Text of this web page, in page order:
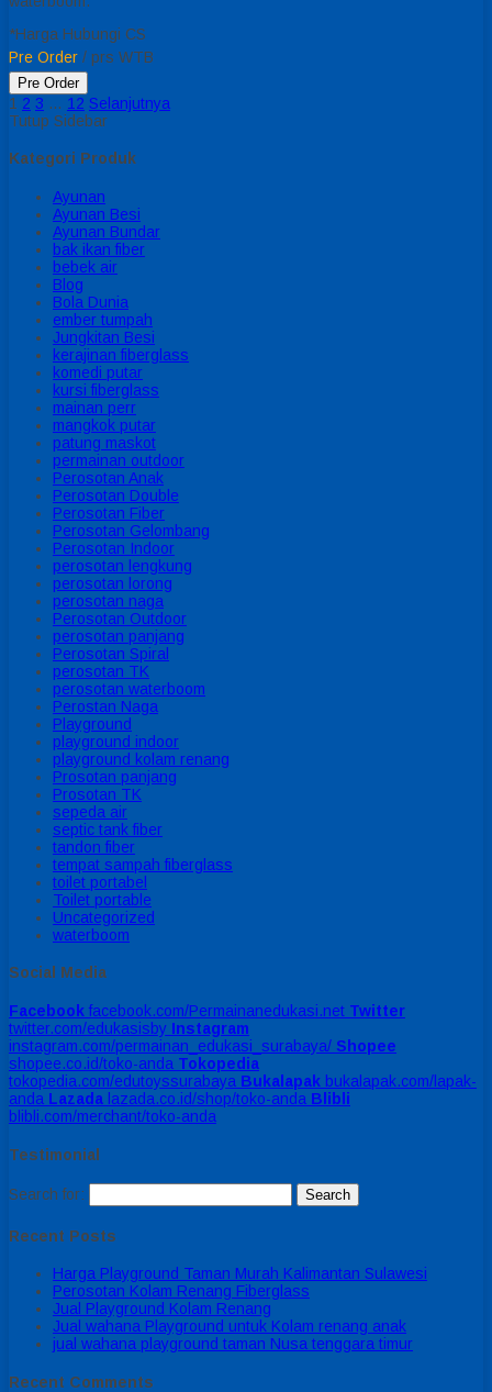
*Harga Hubungi CS
Pre Order / prs WTB
Pre Order
1 2 3 … 12 Selanjutnya
Tutup Sidebar
Kategori Produk
Ayunan
Ayunan Besi
Ayunan Bundar
bak ikan fiber
bebek air
Blog
Bola Dunia
ember tumpah
Jungkitan Besi
kerajinan fiberglass
komedi putar
kursi fiberglass
mainan perr
mangkok putar
patung maskot
permainan outdoor
Perosotan Anak
Perosotan Double
Perosotan Fiber
Perosotan Gelombang
Perosotan Indoor
perosotan lengkung
perosotan lorong
perosotan naga
Perosotan Outdoor
perosotan panjang
Perosotan Spiral
perosotan TK
perosotan waterboom
Perostan Naga
Playground
playground indoor
playground kolam renang
Prosotan panjang
Prosotan TK
sepeda air
septic tank fiber
tandon fiber
tempat sampah fiberglass
toilet portabel
Toilet portable
Uncategorized
waterboom
Social Media
Facebook facebook.com/Permainanedukasi.net Twitter
twitter.com/edukasisby Instagram
instagram.com/permainan_edukasi_surabaya/ Shopee
shopee.co.id/toko-anda Tokopedia
tokopedia.com/edutoyssurabaya Bukalapak bukalapak.com/lapak-
anda Lazada lazada.co.id/shop/toko-anda Blibli
blibli.com/merchant/toko-anda
Testimonial
Search for:
Recent Posts
Harga Playground Taman Murah Kalimantan Sulawesi
Perosotan Kolam Renang Fiberglass
Jual Playground Kolam Renang
Jual wahana Playground untuk Kolam renang anak
jual wahana playground taman Nusa tenggara timur
Recent Comments